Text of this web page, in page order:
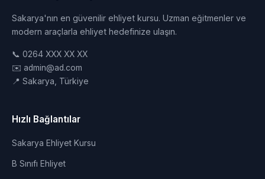
Sakarya'nın en güvenilir ehliyet kursu. Uzman eğitmenler ve
modern araçlarla ehliyet hedefinize ulaşın.
📞 0264 XXX XX XX
✉️ admin@ad.com
📍 Sakarya, Türkiye
Hızlı Bağlantılar
Sakarya Ehliyet Kursu
B Sınıfı Ehliyet